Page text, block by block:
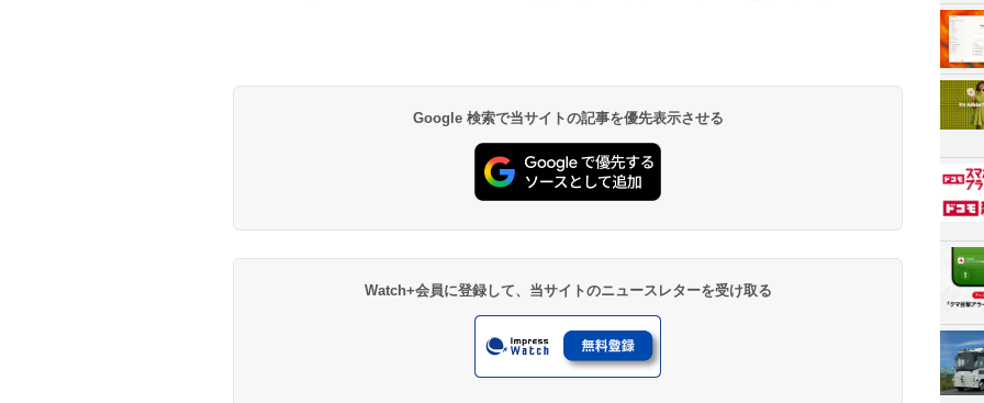
Google 検索で当サイトの記事を優先表示させる
Watch+会員に登録して、当サイトのニュースレターを受け取る